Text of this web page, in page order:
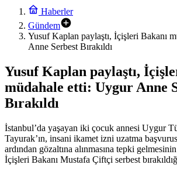
Haberler
Gündem
Yusuf Kaplan paylaştı, İçişleri Bakanı
Anne Serbest Bırakıldı
Yusuf Kaplan paylaştı,
müdahale etti: Uygur Anne
Bırakıldı
İstanbul’da yaşayan iki çocuk annesi Uygur
Tayurak’ın, insani ikamet izni uzatma
ardından gözaltına alınmasına tepki
İçişleri Bakanı Mustafa Çiftçi serbest